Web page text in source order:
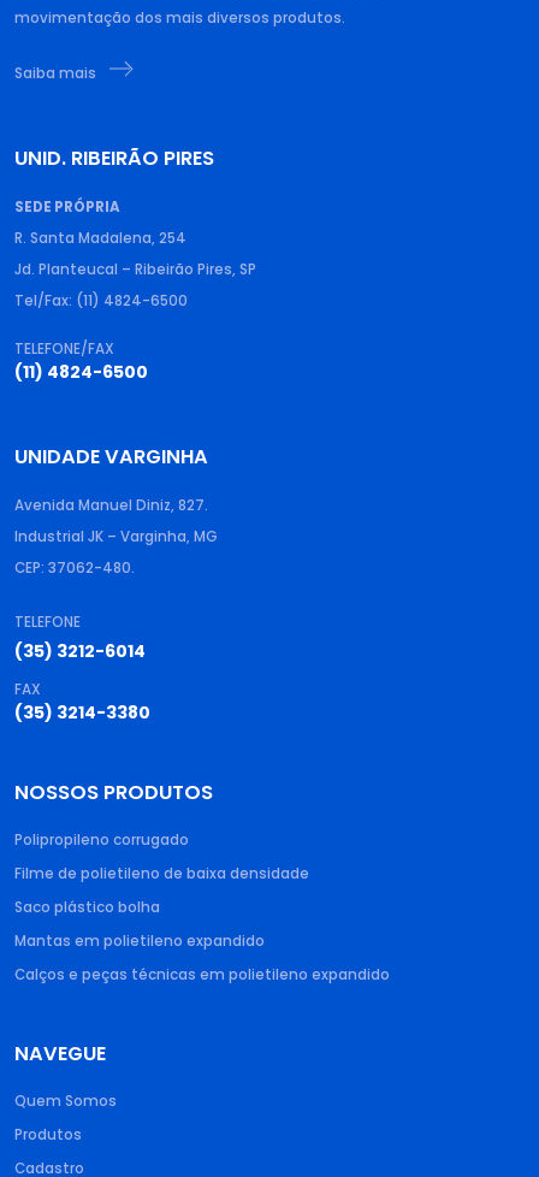
movimentação dos mais diversos produtos.
Saiba mais
UNID. RIBEIRÃO PIRES
SEDE PRÓPRIA
R. Santa Madalena, 254
Jd. Planteucal – Ribeirão Pires, SP
Tel/Fax: (11) 4824-6500
TELEFONE/FAX
(11) 4824-6500
UNIDADE VARGINHA
Avenida Manuel Diniz, 827.
Industrial JK – Varginha, MG
CEP: 37062-480.
TELEFONE
(35) 3212-6014
FAX
(35) 3214-3380
NOSSOS PRODUTOS
Polipropileno corrugado​
Filme de polietileno de baixa densidade​
Saco plástico bolha​
Mantas em polietileno expandido​
Calços e peças técnicas em polietileno expandido
NAVEGUE
Quem Somos
Produtos
Cadastro